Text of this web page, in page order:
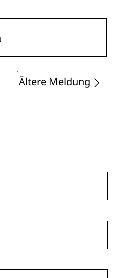
Ältere Meldung